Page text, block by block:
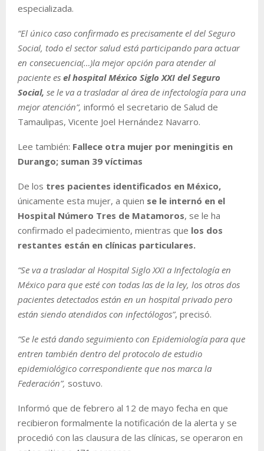
especializada.
“El único caso confirmado es precisamente el del Seguro
Social, todo el sector salud está participando para actuar
en consecuencia(…)la mejor opción para atender al
paciente es el hospital México Siglo XXI del Seguro
Social, se le va a trasladar al área de infectología para una
mejor atención”, informó el secretario de Salud de
Tamaulipas, Vicente Joel Hernández Navarro.
Lee también: Fallece otra mujer por meningitis en
Durango; suman 39 víctimas
De los tres pacientes identificados en México,
únicamente esta mujer, a quien se le internó en el
Hospital Número Tres de Matamoros, se le ha
confirmado el padecimiento, mientras que los dos
restantes están en clínicas particulares.
“Se va a trasladar al Hospital Siglo XXI a Infectología en
México para que esté con todas las de la ley, los otros dos
pacientes detectados están en un hospital privado pero
están siendo atendidos con infectólogos”, precisó.
“Se le está dando seguimiento con Epidemiología para que
entren también dentro del protocolo de estudio
epidemiológico correspondiente que nos marca la
Federación”, sostuvo.
Informó que de febrero al 12 de mayo fecha en que
recibieron formalmente la notificación de la alerta y se
procedió con las clausura de las clínicas, se operaron en